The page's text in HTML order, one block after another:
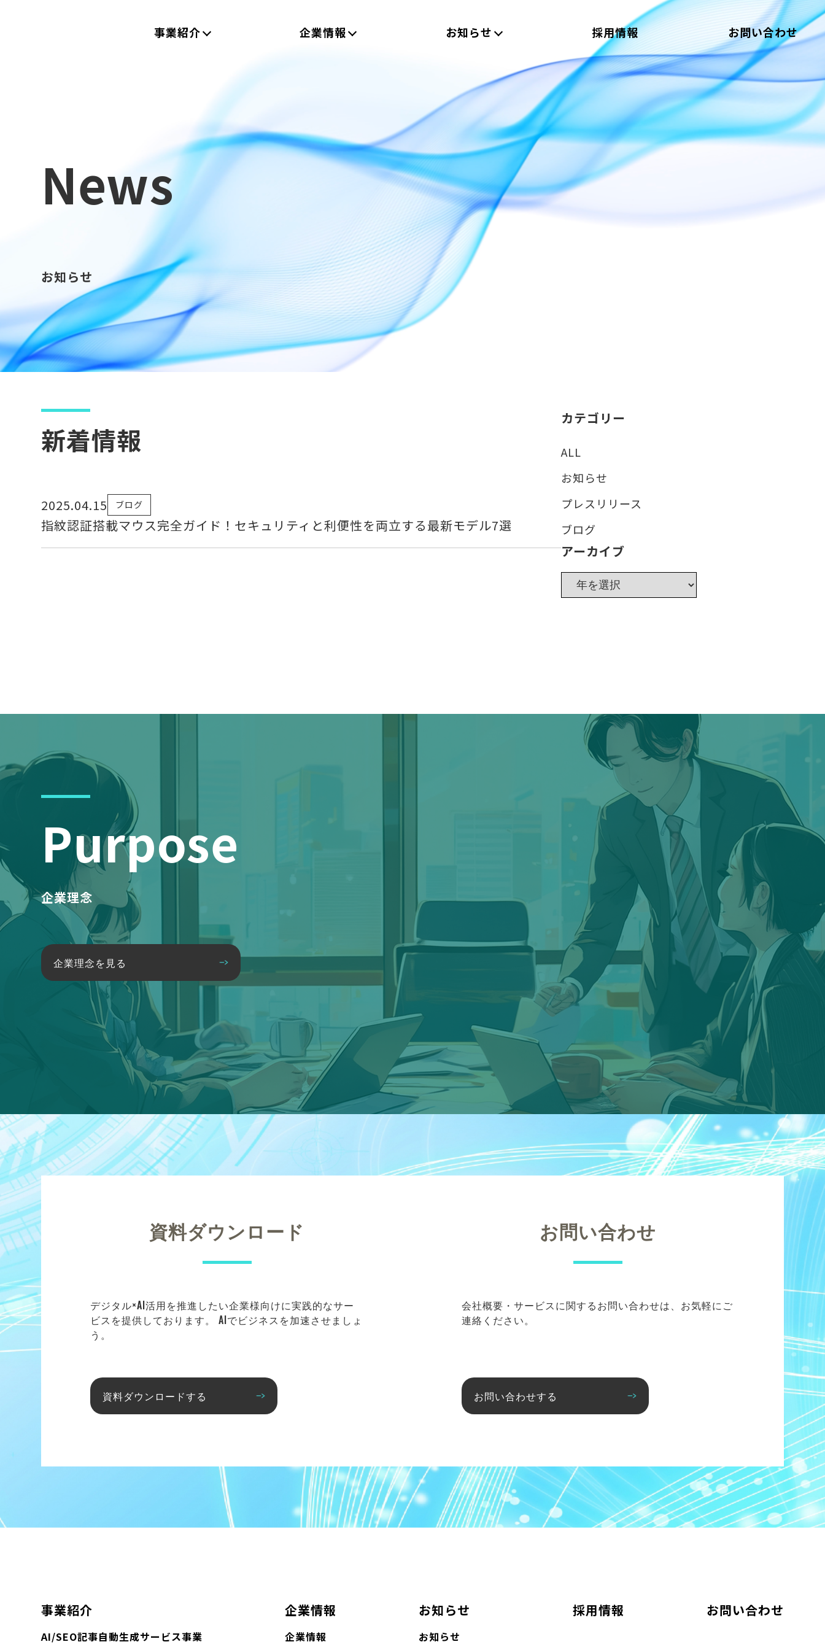
事業紹介 企業情報 お知らせ 採用情報 お問い合わせ
News
お知らせ
新着情報
2025.04.15 ブログ
指紋認証搭載マウス完全ガイド！セキュリティと利便性を両立する最新モデル7選
カテゴリー
ALL
お知らせ
プレスリリース
ブログ
アーカイブ
Purpose
企業理念
企業理念を見る
資料ダウンロード
デジタル×AI活用を推進したい企業様向けに実践的なサー
ビスを提供しております。 AIでビジネスを加速させましょ
う。
資料ダウンロードする
お問い合わせ
会社概要・サービスに関するお問い合わせは、お気軽にご
連絡ください。
お問い合わせする
事業紹介
AI/SEO記事自動生成サービス事業
企業情報
企業情報
お知らせ
お知らせ
採用情報 お問い合わせ